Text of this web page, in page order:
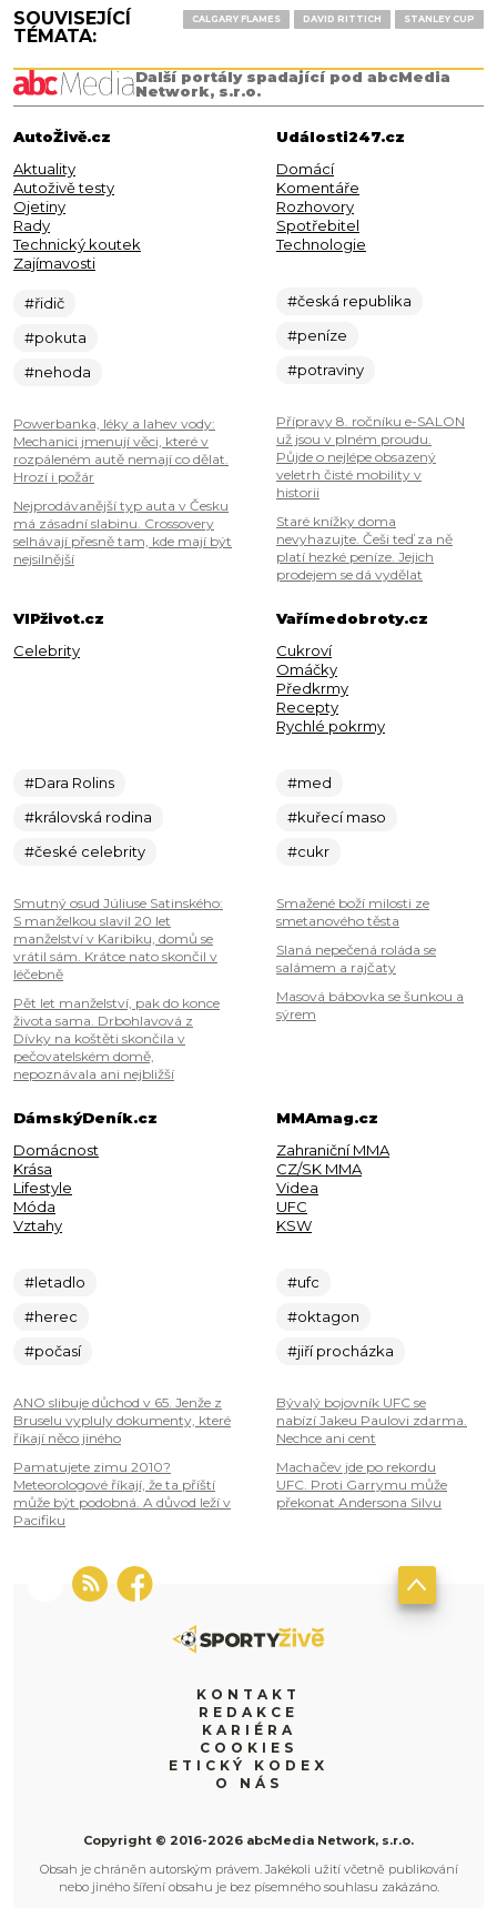
SOUVISEJÍCÍ
TÉMATA:
CALGARY FLAMES DAVID RITTICH STANLEY CUP
Další portály spadající pod abcMedia
Network, s.r.o.
AutoŽivě.cz
Aktuality
Autoživě testy
Ojetiny
Rady
Technický koutek
Zajímavosti
#řidič
#pokuta
#nehoda
Powerbanka, léky a lahev vody:
Mechanici jmenují věci, které v
rozpáleném autě nemají co dělat.
Hrozí i požár
Nejprodávanější typ auta v Česku
má zásadní slabinu. Crossovery
selhávají přesně tam, kde mají být
nejsilnější
Události247.cz
Domácí
Komentáře
Rozhovory
Spotřebitel
Technologie
#česká republika
#peníze
#potraviny
Přípravy 8. ročníku e-SALON
už jsou v plném proudu.
Půjde o nejlépe obsazený
veletrh čisté mobility v
historii
Staré knížky doma
nevyhazujte. Češi teď za ně
platí hezké peníze. Jejich
prodejem se dá vydělat
VIPživot.cz
Celebrity
#Dara Rolins
#královská rodina
#české celebrity
Smutný osud Júliuse Satinského:
S manželkou slavil 20 let
manželství v Karibiku, domů se
vrátil sám. Krátce nato skončil v
léčebně
Pět let manželství, pak do konce
života sama. Drbohlavová z
Dívky na koštěti skončila v
pečovatelském domě,
nepoznávala ani nejbližší
Vařímedobroty.cz
Cukroví
Omáčky
Předkrmy
Recepty
Rychlé pokrmy
#med
#kuřecí maso
#cukr
Smažené boží milosti ze
smetanového těsta
Slaná nepečená roláda se
salámem a rajčaty
Masová bábovka se šunkou a
sýrem
DámskýDeník.cz
Domácnost
Krása
Lifestyle
Móda
Vztahy
#letadlo
#herec
#počasí
ANO slibuje důchod v 65. Jenže z
Bruselu vypluly dokumenty, které
říkají něco jiného
Pamatujete zimu 2010?
Meteorologové říkají, že ta příští
může být podobná. A důvod leží v
Pacifiku
MMAmag.cz
Zahraniční MMA
CZ/SK MMA
Videa
UFC
KSW
#ufc
#oktagon
#jiří procházka
Bývalý bojovník UFC se
nabízí Jakeu Paulovi zdarma.
Nechce ani cent
Machačev jde po rekordu
UFC. Proti Garrymu může
překonat Andersona Silvu
KONTAKT
REDAKCE
KARIÉRA
COOKIES
ETICKÝ KODEX
O NÁS
Copyright © 2016-2026 abcMedia Network, s.r.o.
Obsah je chráněn autorským právem. Jakékoli užití včetně publikování
nebo jiného šíření obsahu je bez písemného souhlasu zakázáno.